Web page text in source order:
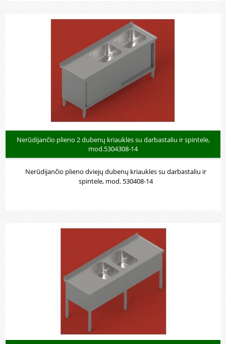
Nerūdijančio plieno 2 dubenų kriauklės su darbastaliu ir spintele,
mod.5304308-14
Nerūdijančio plieno dviejų dubenų kriauklės su darbastaliu ir
spintele, mod. 530408-14